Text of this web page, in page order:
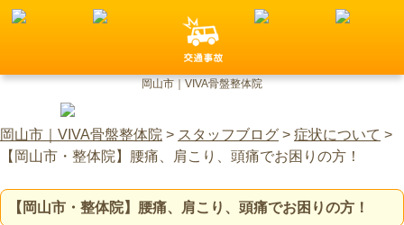
岡山市｜VIVA骨盤整体院
岡山市｜VIVA骨盤整体院 > スタッフブログ > 症状について >
【岡山市・整体院】腰痛、肩こり、頭痛でお困りの方！
【岡山市・整体院】腰痛、肩こり、頭痛でお困りの方！